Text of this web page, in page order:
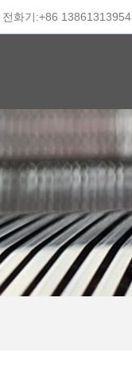
전화기:+86 13861313954